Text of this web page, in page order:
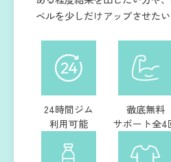
ベルを少しだけアップさせた
24時間ジム
利用可能
徹底無料
サポート全4